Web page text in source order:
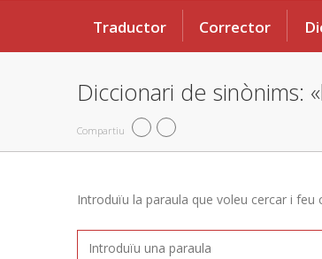
Traductor Corrector
Diccionari de sinònims:
Compartiu
Introduïu la paraula que voleu cercar i feu